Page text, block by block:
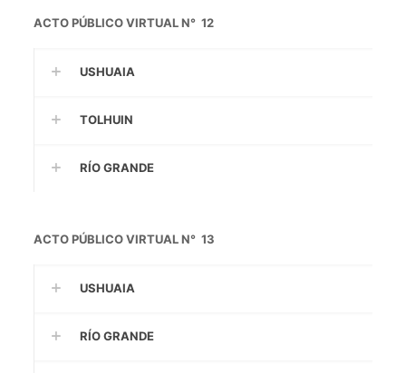
ACTO PÚBLICO VIRTUAL N° 12
USHUAIA
TOLHUIN
RÍO GRANDE
ACTO PÚBLICO VIRTUAL N° 13
USHUAIA
RÍO GRANDE